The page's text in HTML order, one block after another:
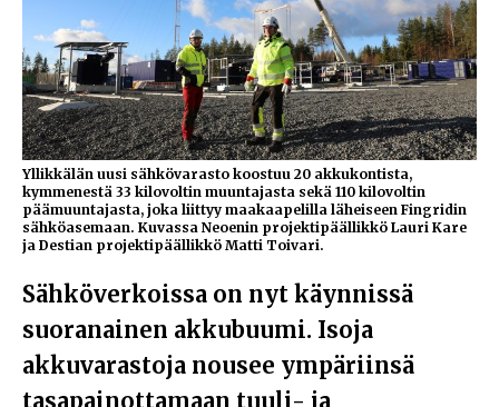
Yllikkälän uusi sähkövarasto koostuu 20 akkukontista,
kymmenestä 33 kilovoltin muuntajasta sekä 110 kilovoltin
päämuuntajasta, joka liittyy maakaapelilla läheiseen Fingridin
sähköasemaan. Kuvassa Neoenin projektipäällikkö Lauri Kare
ja Destian projektipäällikkö Matti Toivari.
Sähköverkoissa on nyt käynnissä
suoranainen akkubuumi. Isoja
akkuvarastoja nousee ympäriinsä
tasapainottamaan tuuli- ja